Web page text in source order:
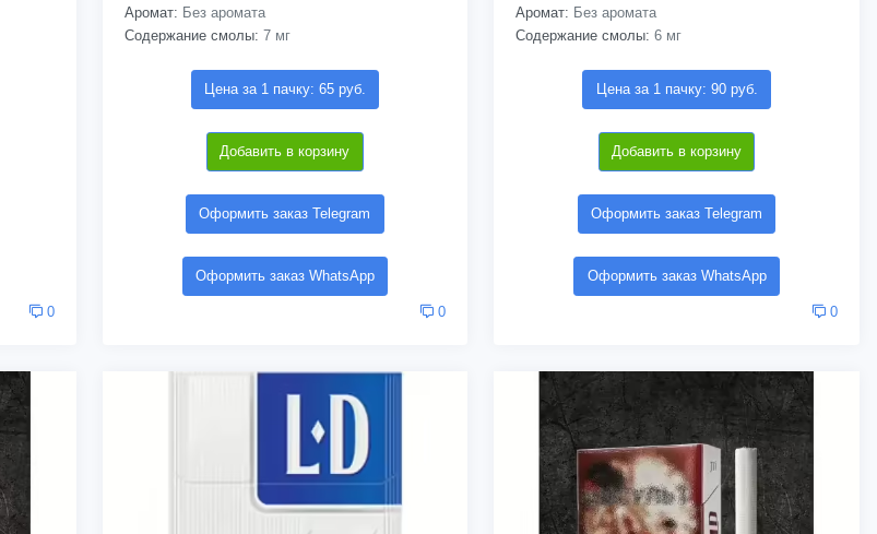
0
Аромат: Без аромата
Содержание смолы: 7 мг
Цена за 1 пачку: 65 руб.
Добавить в корзину
Оформить заказ Telegram
Оформить заказ WhatsApp
0
Аромат: Без аромата
Содержание смолы: 6 мг
Цена за 1 пачку: 90 руб.
Добавить в корзину
Оформить заказ Telegram
Оформить заказ WhatsApp
0